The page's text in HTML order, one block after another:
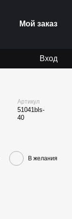
Мой заказ
Вход
Артикул
51041bls-
40
В желания